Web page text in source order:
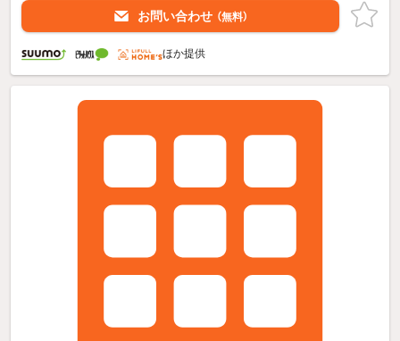
お問い合わせ （無料）
ほか提供